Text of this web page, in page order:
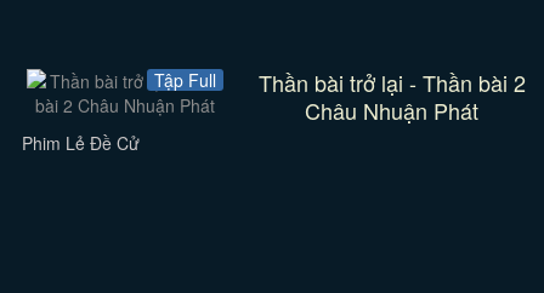
Tập Full
Thần bài trở lại - Thần bài 2
Châu Nhuận Phát
Phim Lẻ Đề Cử